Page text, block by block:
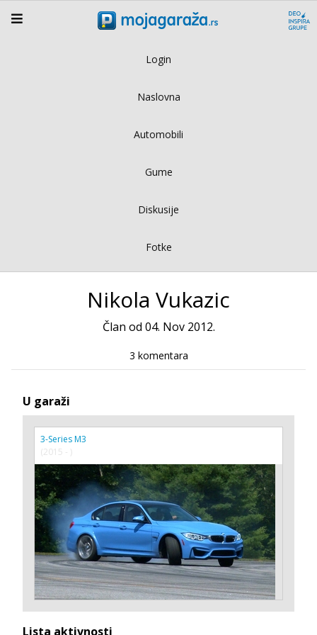
Login
Naslovna
Automobili
Gume
Diskusije
Fotke
Nikola Vukazic
Član od 04. Nov 2012.
3 komentara
U garaži
3-Series M3
(2015 - )
Lista aktivnosti